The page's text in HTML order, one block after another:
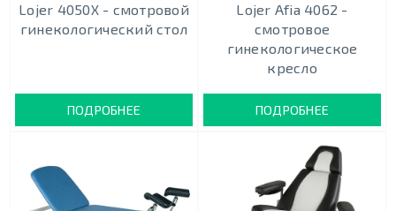
Lojer 4050X - смотровой
гинекологический стол
ПОДРОБНЕЕ
Lojer Afia 4062 -
смотровое
гинекологическое
кресло
ПОДРОБНЕЕ